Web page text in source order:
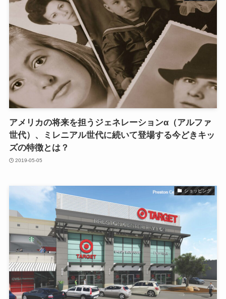
アメリカの将来を担うジェネレーションα（アルファ
世代）、ミレニアル世代に続いて登場する今どきキッ
ズの特徴とは？
2019-05-05
ショッピング